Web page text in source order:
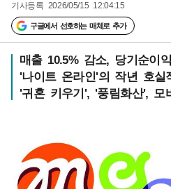
기사등록 2026/05/15 12:04:15
구글에서 선호하는 매체로 추가
매출 10.5% 감소, 당기순이
'나이트 온라인'의 작년 호실
'귀혼 키우기', '풍림화산', 모